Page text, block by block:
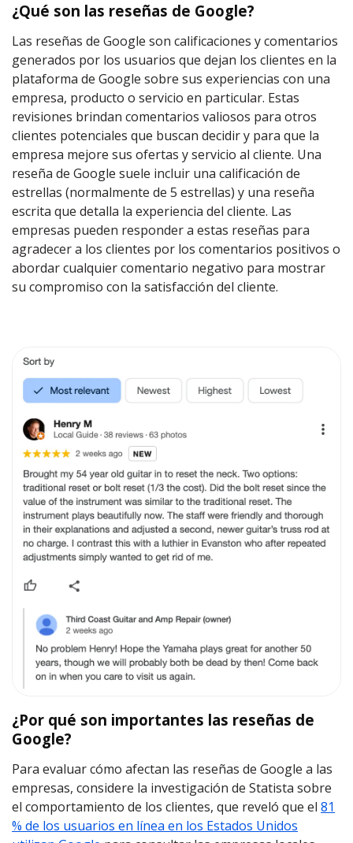
¿Qué son las reseñas de Google?
Las reseñas de Google son calificaciones y comentarios
generados por los usuarios que dejan los clientes en la
plataforma de Google sobre sus experiencias con una
empresa, producto o servicio en particular. Estas
revisiones brindan comentarios valiosos para otros
clientes potenciales que buscan decidir y para que la
empresa mejore sus ofertas y servicio al cliente. Una
reseña de Google suele incluir una calificación de
estrellas (normalmente de 5 estrellas) y una reseña
escrita que detalla la experiencia del cliente. Las
empresas pueden responder a estas reseñas para
agradecer a los clientes por los comentarios positivos o
abordar cualquier comentario negativo para mostrar
su compromiso con la satisfacción del cliente.
¿Por qué son importantes las reseñas de
Google?
Para evaluar cómo afectan las reseñas de Google a las
empresas, considere la investigación de Statista sobre
el comportamiento de los clientes, que reveló que el 81
% de los usuarios en línea en los Estados Unidos